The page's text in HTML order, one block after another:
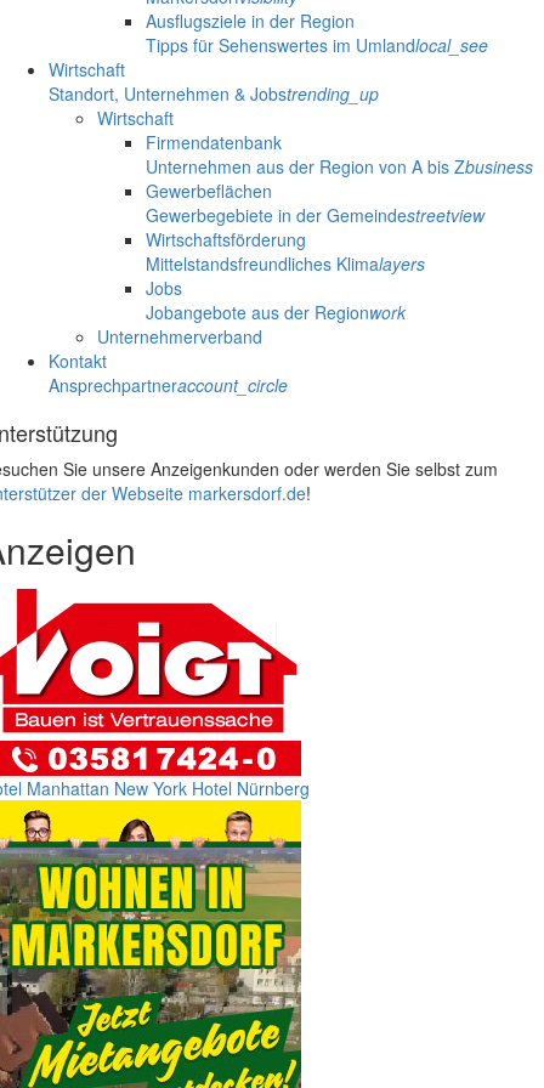
Ausflugsziele in der Region
Tipps für Sehenswertes im Umlandlocal_see
Wirtschaft
Standort, Unternehmen & Jobstrending_up
Wirtschaft
Firmendatenbank
Unternehmen aus der Region von A bis Zbusiness
Gewerbeflächen
Gewerbegebiete in der Gemeindestreetview
Wirtschaftsförderung
Mittelstandsfreundliches Klimalayers
Jobs
Jobangebote aus der Regionwork
Unternehmerverband
Kontakt
Ansprechpartneraccount_circle
Sie unsere Anzeigenkunden oder werden Sie selbst zum
der Webseite markersdorf.de!
Manhattan New York Hotel Nürnberg